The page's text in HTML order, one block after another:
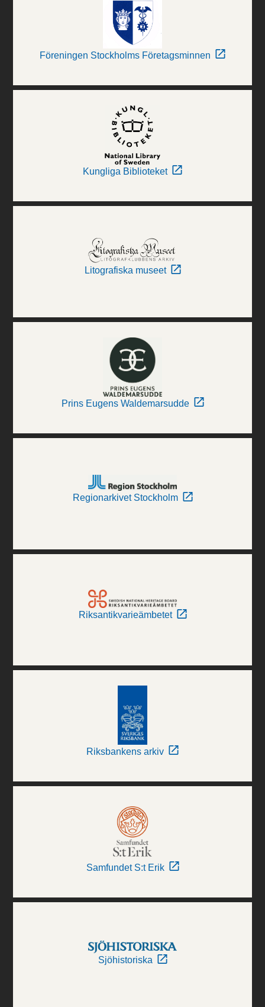
Föreningen Stockholms Företagsminnen
Kungliga Biblioteket
Litografiska museet
Prins Eugens Waldemarsudde
Regionarkivet Stockholm
Riksantikvarieämbetet
Riksbankens arkiv
Samfundet S:t Erik
Sjöhistoriska